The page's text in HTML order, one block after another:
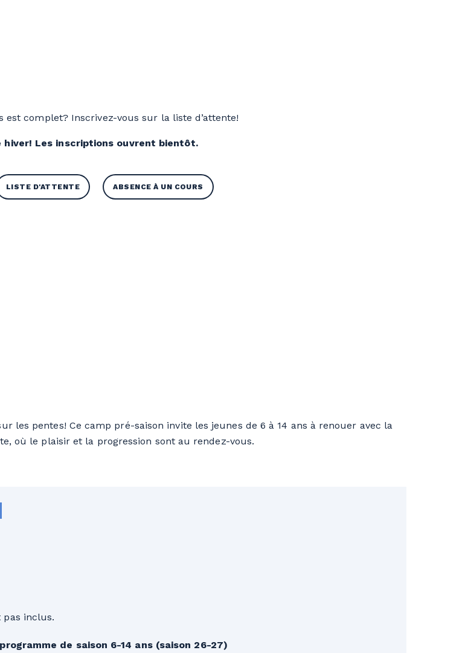
est complet? Inscrivez-vous sur la liste d’attente!
hiver! Les inscriptions ouvrent bientôt.
LISTE D'ATTENTE ABSENCE À UN COURS
les pentes! Ce camp pré-saison invite les jeunes de 6 à 14 ans à renouer avec la
où le plaisir et la progression sont au rendez-vous.
pas inclus.
de saison 6-14 ans (saison 26-27)